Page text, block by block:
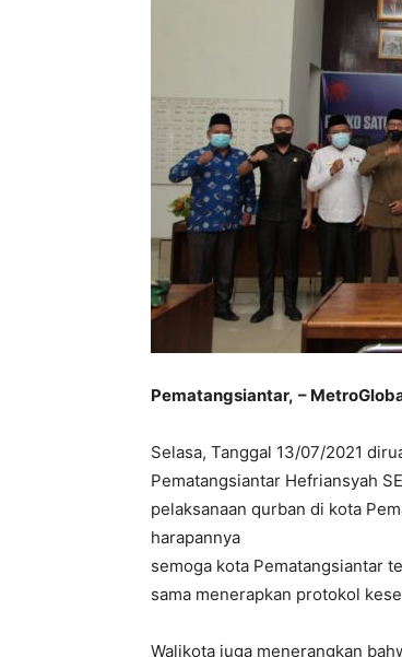
Pematangsiantar, –
Selasa, Tanggal 13/07/2021
Pematangsiantar Hefriansyah
pelaksanaan qurban di kota
harapannya
semoga kota Pematangsiantar
sama menerapkan protokol
Walikota juga menerangkan